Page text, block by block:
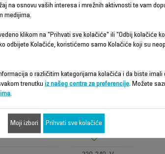
STYLIST
FEN ZA
na osnovu vaših interesa i mrežnih aktivnosti te vam
medijima.
klikom na "Prihvati sve kolačiće" ili "Odbij kolačiće
odbijete Kolačiće, koristićemo samo Kolačiće koji su
o različitim kategorijama kolačića i da biste imali
trenutku iz našeg centra za preferencije. Možete
.
Moji izbori Prihvati sve kolačiće